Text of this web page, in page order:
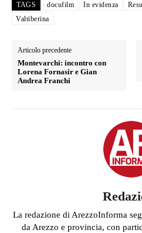
TAGS docufilm In evidenza
Valtiberina
Articolo precedente
Montevarchi: incontro con
Lorena Fornasir e Gian
Andrea Franchi
La redazione di ArezzoInforma
da Arezzo e provincia, con